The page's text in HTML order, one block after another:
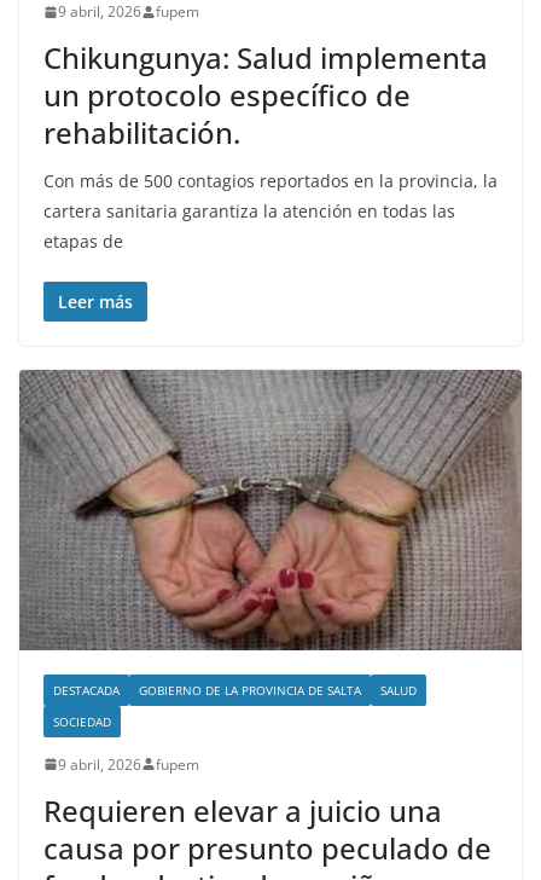
9 abril, 2026 fupem
Chikungunya: Salud implementa
un protocolo específico de
rehabilitación.
Con más de 500 contagios reportados en la provincia, la
cartera sanitaria garantiza la atención en todas las
etapas de
Leer más
DESTACADA GOBIERNO DE LA PROVINCIA DE SALTA
SALUD
SOCIEDAD
9 abril, 2026 fupem
Requieren elevar a juicio una
causa por presunto peculado de